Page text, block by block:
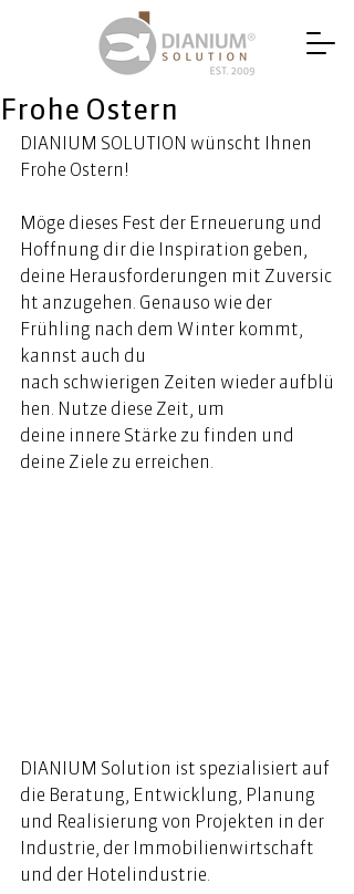
Frohe Ostern
DIANIUM SOLUTION wünscht Ihnen
Frohe Ostern!
Möge dieses Fest der Erneuerung und
Hoffnung dir die Inspiration geben,
deine Herausforderungen mit Zuversic
ht anzugehen. Genauso wie der
Frühling nach dem Winter kommt,
kannst auch du
nach schwierigen Zeiten wieder aufblü
hen. Nutze diese Zeit, um
deine innere Stärke zu finden und
deine Ziele zu erreichen.
DIANIUM Solution ist spezialisiert auf
die Beratung, Entwicklung, Planung
und Realisierung von Projekten in der
Industrie, der Immobilienwirtschaft
und der Hotelindustrie.